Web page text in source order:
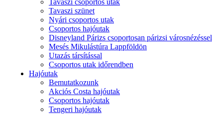
Tavaszi csoportos utak
Tavaszi szünet
Nyári csoportos utak
Csoportos hajóutak
Disneyland Párizs csoportosan párizsi városnézéssel
Mesés Mikulástúra Lappföldön
Utazás társítással
Csoportos utak időrendben
Hajóutak
Bemutatkozunk
Akciós Costa hajóutak
Csoportos hajóutak
Tengeri hajóutak